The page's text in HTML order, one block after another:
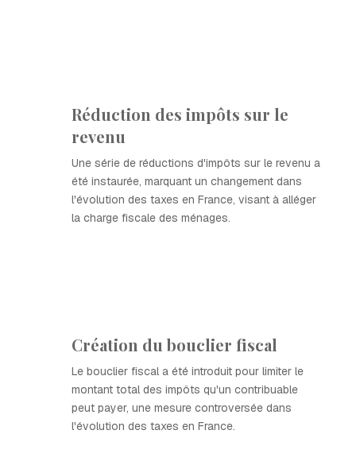
Réduction des impôts sur le
revenu
Une série de réductions d'impôts sur le revenu a
été instaurée, marquant un changement dans
l'évolution des taxes en France, visant à alléger
la charge fiscale des ménages.
Création du bouclier fiscal
Le bouclier fiscal a été introduit pour limiter le
montant total des impôts qu'un contribuable
peut payer, une mesure controversée dans
l'évolution des taxes en France.